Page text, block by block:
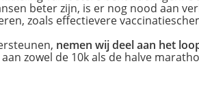
beter zijn, is er nog nood aan
zoals effectievere
nemen wij deel aan het
zowel de 10k als de halve